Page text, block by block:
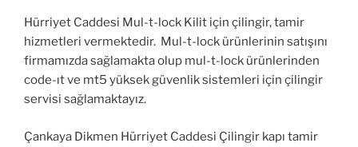
Hürriyet Caddesi Mul-t-lock Kilit için çilingir, tamir
hizmetleri vermektedir. Mul-t-lock ürünlerinin satışını
firmamızda sağlamakta olup mul-t-lock ürünlerinden
code-ıt ve mt5 yüksek güvenlik sistemleri için çilingir
servisi sağlamaktayız.
Çankaya Dikmen Hürriyet Caddesi Çilingir kapı tamir